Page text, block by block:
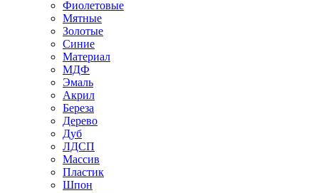
Фиолетовые
Мятные
Золотые
Синие
Материал
МДФ
Эмаль
Акрил
Береза
Дерево
Дуб
ЛДСП
Массив
Пластик
Шпон